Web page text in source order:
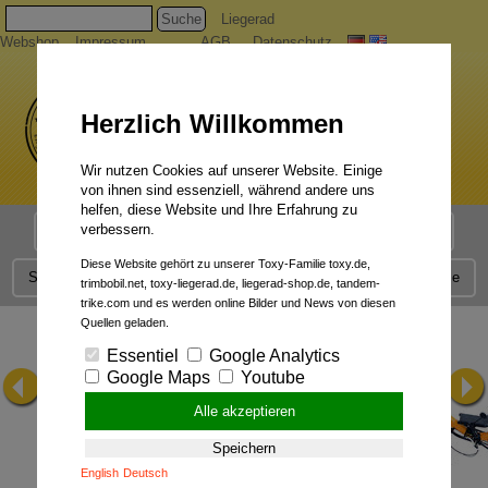
Suche
Liegerad
Webshop
Impressum AGB Datenschutz
Liegerad Modelle
Service Qualität Liegerad News Kontakt Presse
Herzlich Willkommen
Wir nutzen Cookies auf unserer Website. Einige
von ihnen sind essenziell, während andere uns
helfen, diese Website und Ihre Erfahrung zu
verbessern.
Diese Website gehört zu unserer Toxy-Familie toxy.de,
trimbobil.net, toxy-liegerad.de, liegerad-shop.de, tandem-
trike.com und es werden online Bilder und News von diesen
Quellen geladen.
Essentiel
Google Analytics
Google Maps
Youtube
Alle akzeptieren
Speichern
English Deutsch